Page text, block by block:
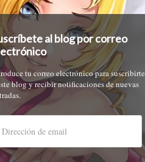
al blog por correo
tu correo electrónico para suscribirte
blog y recibir notificaciones de nuevas